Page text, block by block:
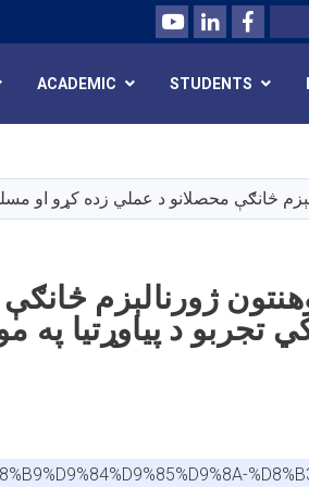
main
content
YoutubeLinkedIn
Search
ACADEMIC STUDENTS
ژورنالېزم